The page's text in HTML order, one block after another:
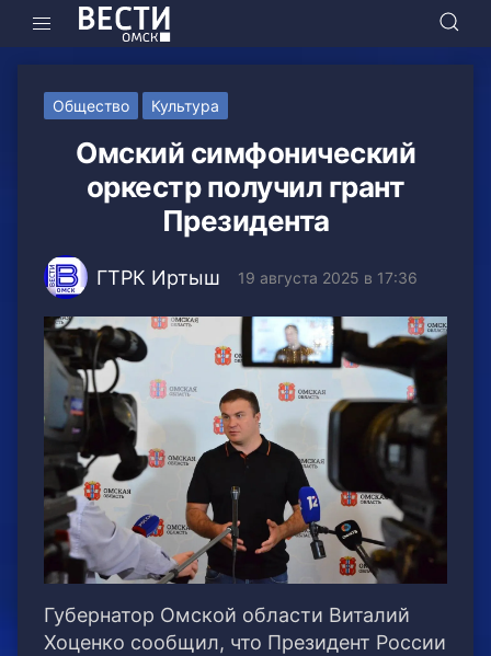
Общество Культура
Омский симфонический
оркестр получил грант
Президента
ГТРК Иртыш 19 августа 2025 в 17:36
Губернатор Омской области Виталий
Хоценко сообщил, что Президент России